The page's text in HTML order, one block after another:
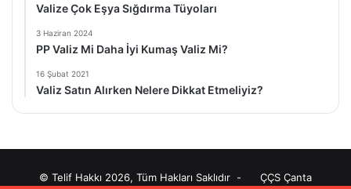
Valize Çok Eşya Sığdırma Tüyoları
3 Haziran 2024
PP Valiz Mi Daha İyi Kumaş Valiz Mi?
16 Şubat 2021
Valiz Satın Alırken Nelere Dikkat Etmeliyiz?
© Telif Hakkı 2026, Tüm Hakları Saklıdır - ÇÇS Çanta